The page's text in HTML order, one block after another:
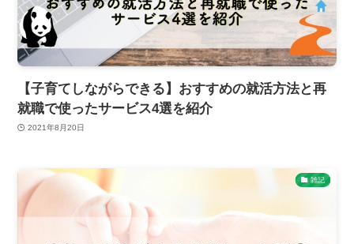
【子育てしながらできる】おすすめの就活方法と再
就職で使ったサービス4選を紹介
2021年8月20日
雑記